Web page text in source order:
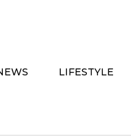
LIFESTYLE